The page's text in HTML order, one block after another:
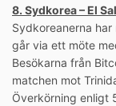
8. Sydkorea – El
Sydkoreanerna
går via ett möte
Besökarna från
matchen mot
Överkörning enligt